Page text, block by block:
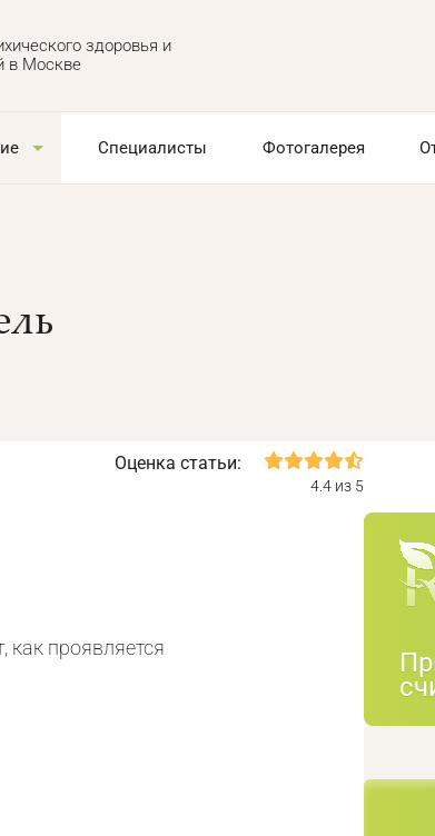
здоровья и
в Москве
Специалисты Фотогалерея
Оценка статьи:
4.4 из 5
как проявляется